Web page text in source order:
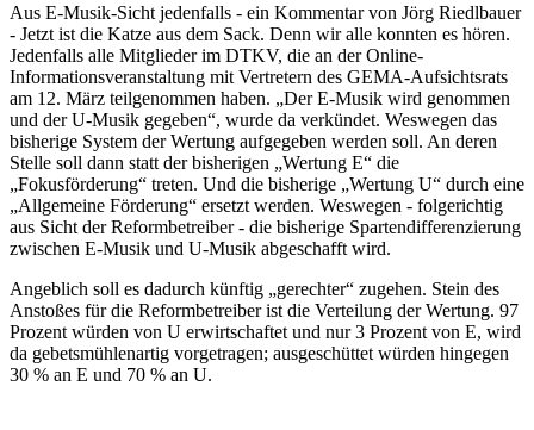
Aus E-Musik-Sicht jedenfalls - ein Kommentar von Jörg Riedlbauer
- Jetzt ist die Katze aus dem Sack. Denn wir alle konnten es hören.
Jedenfalls alle Mitglieder im DTKV, die an der Online-
Informationsveranstaltung mit Vertretern des GEMA-Aufsichtsrats
am 12. März teilgenommen haben. „Der E-Musik wird genommen
und der U-Musik gegeben“, wurde da verkündet. Weswegen das
bisherige System der Wertung aufgegeben werden soll. An deren
Stelle soll dann statt der bisherigen „Wertung E“ die
„Fokusförderung“ treten. Und die bisherige „Wertung U“ durch eine
„Allgemeine Förderung“ ersetzt werden. Weswegen - folgerichtig
aus Sicht der Reformbetreiber - die bisherige Spartendifferenzierung
zwischen E-Musik und U-Musik abgeschafft wird.
Angeblich soll es dadurch künftig „gerechter“ zugehen. Stein des
Anstoßes für die Reformbetreiber ist die Verteilung der Wertung. 97
Prozent würden von U erwirtschaftet und nur 3 Prozent von E, wird
da gebetsmühlenartig vorgetragen; ausgeschüttet würden hingegen
30 % an E und 70 % an U.